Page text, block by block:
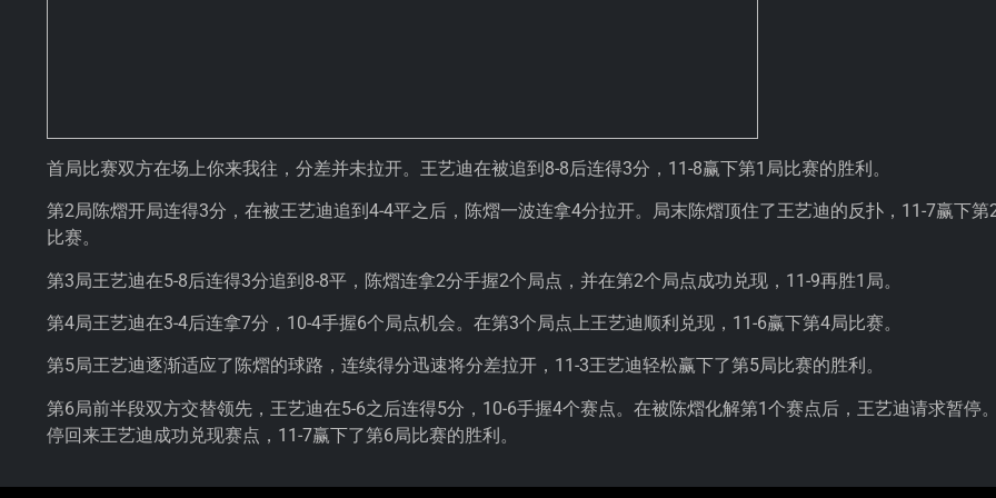
首局比赛双方在场上你来我往，分差并未拉开。王艺迪在被追到8-8后连得3分，11-8赢下第1局比赛的胜利。
第2局陈熠开局连得3分，在被王艺迪追到4-4平之后，陈熠一波连拿4分拉开。局末陈熠顶住了王艺迪的反扑，11-7赢下第
比赛。
第3局王艺迪在5-8后连得3分追到8-8平，陈熠连拿2分手握2个局点，并在第2个局点成功兑现，11-9再胜1局。
第4局王艺迪在3-4后连拿7分，10-4手握6个局点机会。在第3个局点上王艺迪顺利兑现，11-6赢下第4局比赛。
第5局王艺迪逐渐适应了陈熠的球路，连续得分迅速将分差拉开，11-3王艺迪轻松赢下了第5局比赛的胜利。
第6局前半段双方交替领先，王艺迪在5-6之后连得5分，10-6手握4个赛点。在被陈熠化解第1个赛点后，王艺迪请求暂停
停回来王艺迪成功兑现赛点，11-7赢下了第6局比赛的胜利。